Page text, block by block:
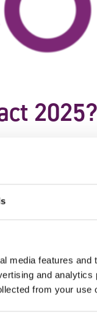
media features
and
from your use
2025?
für den
die Gelegenheit,
sich auf Sie!
aus der